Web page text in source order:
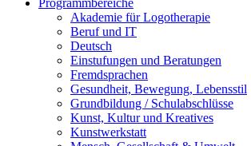
Programmbereiche
Akademie für Logotherapie
Beruf und IT
Deutsch
Einstufungen und Beratungen
Fremdsprachen
Gesundheit, Bewegung, Lebensstil
Grundbildung / Schulabschlüsse
Kunst, Kultur und Kreatives
Kunstwerkstatt